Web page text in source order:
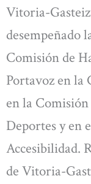
Vitoria-
desempeñado
Comisión de
Portavoz en la
en la
Deportes y en
Accesibilidad.
de Vitoria-